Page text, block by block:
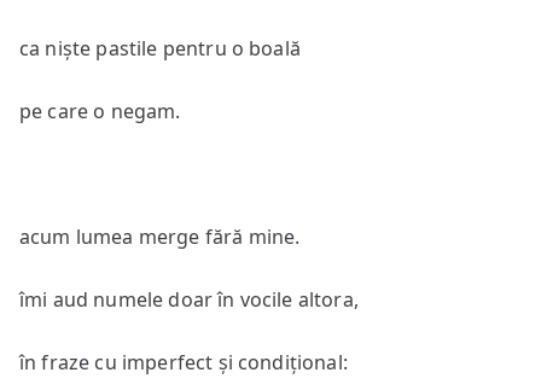
ca niște pastile pentru o boală
pe care o negam.
acum lumea merge fără mine.
îmi aud numele doar în vocile altora,
în fraze cu imperfect și condițional: